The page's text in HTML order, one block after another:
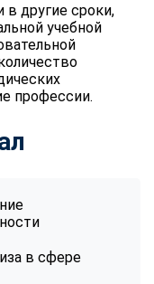
другие сроки,
учебной
профессии.
в сфере